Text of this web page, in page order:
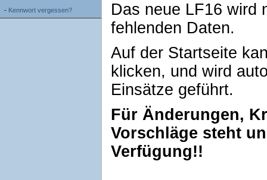
- Kennwort vergessen?
Das neue LF16 wird
fehlenden Daten.
Auf der Startseite
klicken, und wird
Einsätze geführt.
Für Änderungen,
Vorschläge steht
Verfügung!!